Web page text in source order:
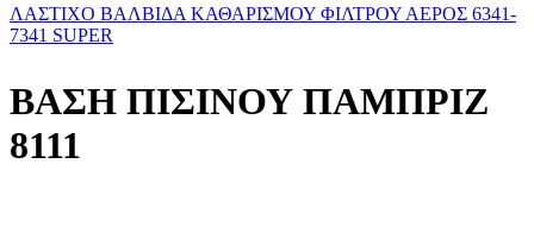
ΛΑΣΤΙΧΟ ΒΑΛΒΙΔΑ ΚΑΘΑΡΙΣΜΟΥ ΦΙΛΤΡΟΥ ΑΕΡΟΣ 6341-
7341 SUPER
ΒΑΣΗ ΠΙΣΙΝΟΥ ΠΑΜΠΡΙΖ
8111